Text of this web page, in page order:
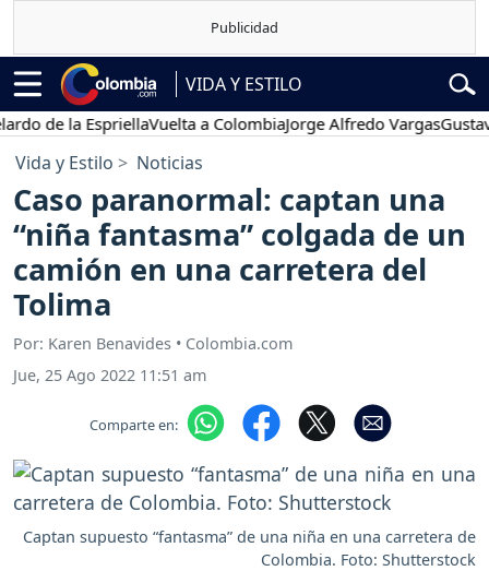
VIDA Y ESTILO
la EspriellaVuelta a ColombiaJorge Alfredo VargasGustavo
Vida y Estilo Noticias
Caso paranormal: captan una
“niña fantasma” colgada de un
camión en una carretera del
Tolima
Por: Karen Benavides • Colombia.com
Jue, 25 Ago 2022 11:51 am
Comparte en:
Captan supuesto “fantasma” de una niña en una carretera de
Colombia. Foto: Shutterstock